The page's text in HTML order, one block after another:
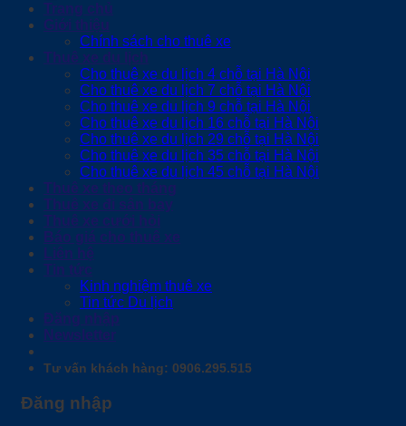
Trang chủ
Giới thiệu
Chính sách cho thuê xe
Thuê xe du lịch
Cho thuê xe du lịch 4 chỗ tại Hà Nội
Cho thuê xe du lịch 7 chỗ tại Hà Nội
Cho thuê xe du lịch 9 chỗ tại Hà Nội
Cho thuê xe du lịch 16 chỗ tại Hà Nội
Cho thuê xe du lịch 29 chỗ tại Hà Nội
Cho thuê xe du lịch 35 chỗ tại Hà Nội
Cho thuê xe du lịch 45 chỗ tại Hà Nội
Thuê xe theo tháng
Thuê xe đi sân bay
Thuê xe cưới hỏi
Báo giá cho thuê xe
Liên hệ
Tin tức
Kinh nghiệm thuê xe
Tin tức Du lịch
Đăng nhập
Newsletter
Tư vấn khách hàng: 0906.295.515
Đăng nhập